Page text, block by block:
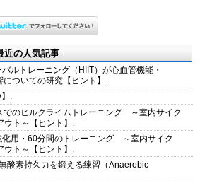
の人気記事
ルトレーニング（HIIT）が心血管機能・
ついての研究【ヒント】.
.
でのヒルクライムトレーニング ～室内サイク
ウト～【ヒント】.
化用・60分間のトレーニング ～室内サイク
ウト～【ヒント】.
酸素持久力を鍛える練習（Anaerobic